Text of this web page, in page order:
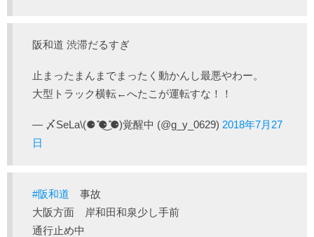
阪和道 渋滞だるすぎ
止まったまんまでまったく動かんし最悪やわー。
大型トラック横転←へたこが運転すな！！
— 〆SeLa\(⚈ ̍̑⚈͜ ̍̑⚈)覚醒中 (@g_y_0629) 2018年7月27
日
#阪和道 事故
大阪方面 岸和田和泉少し手前
通行止め中